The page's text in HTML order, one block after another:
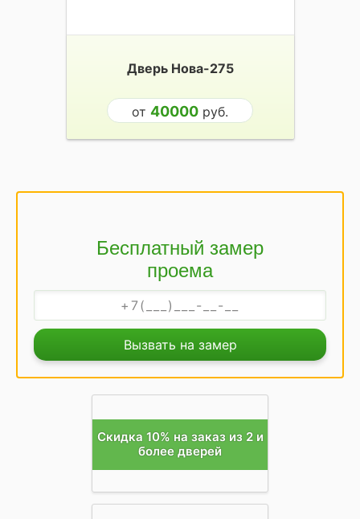
Дверь Нова-275
от 40000 руб.
Бесплатный замер
проема
Вызвать на замер
Скидка 10% на заказ из 2 и
более дверей